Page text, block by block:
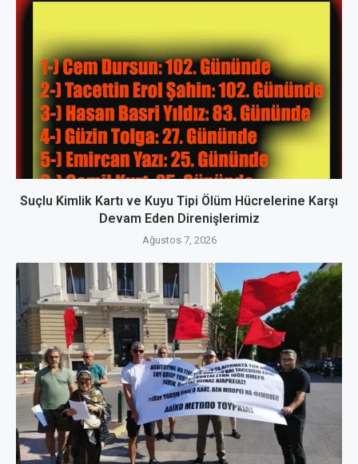
Suçlu Kimlik Kartı ve Kuyu Tipi Ölüm Hücrelerine Karşı
Devam Eden Direnişlerimiz
Ağustos 7, 2026